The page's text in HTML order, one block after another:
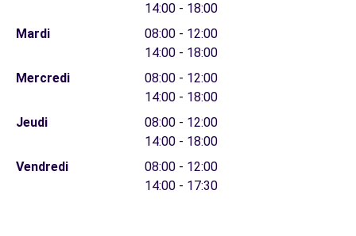
14:00 - 18:00
Mardi
08:00 - 12:00
14:00 - 18:00
Mercredi
08:00 - 12:00
14:00 - 18:00
Jeudi
08:00 - 12:00
14:00 - 18:00
Vendredi
08:00 - 12:00
14:00 - 17:30